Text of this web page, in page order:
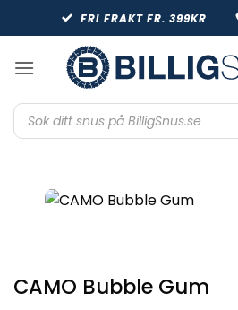
to
FRI FRAKT FR. 399KR
Produktsökning
CAMO Bubble Gum